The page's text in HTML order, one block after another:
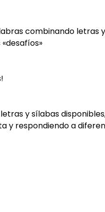
combinando letras y
y sílabas
y respondiendo a